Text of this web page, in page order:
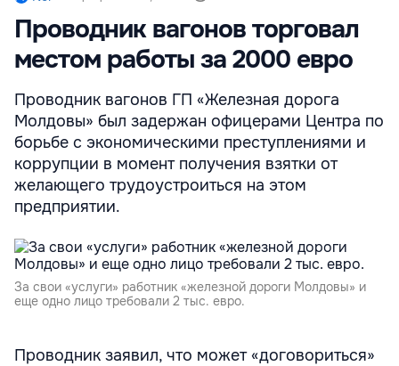
Проводник вагонов торговал
местом работы за 2000 евро
Проводник вагонов ГП «Железная дорога
Молдовы» был задержан офицерами Центра по
борьбе с экономическими преступлениями и
коррупции в момент получения взятки от
желающего трудоустроиться на этом
предприятии.
За свои «услуги» работник «железной дороги Молдовы» и
еще одно лицо требовали 2 тыс. евро.
Проводник заявил, что может «договориться»